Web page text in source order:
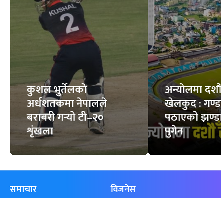
कुशल भुर्तेलको
अर्धशतकमा नेपालले
बराबरी गर्‍यो टी–२०
शृंखला
अन्योलमा दशौँ
खेलकुद :
पठाएको
पुगेन
समाचार विजनेस